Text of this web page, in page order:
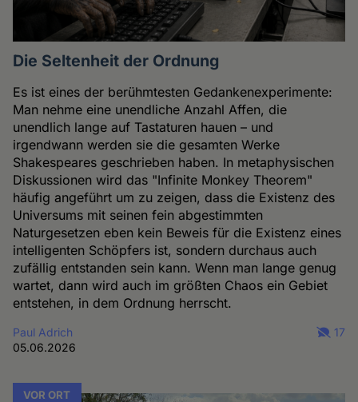
Die Seltenheit der Ordnung
Es ist eines der berühmtesten Gedankenexperimente:
Man nehme eine unendliche Anzahl Affen, die
unendlich lange auf Tastaturen hauen – und
irgendwann werden sie die gesamten Werke
Shakespeares geschrieben haben. In metaphysischen
Diskussionen wird das "Infinite Monkey Theorem"
häufig angeführt um zu zeigen, dass die Existenz des
Universums mit seinen fein abgestimmten
Naturgesetzen eben kein Beweis für die Existenz eines
intelligenten Schöpfers ist, sondern durchaus auch
zufällig entstanden sein kann. Wenn man lange genug
wartet, dann wird auch im größten Chaos ein Gebiet
entstehen, in dem Ordnung herrscht.
Paul Adrich
05.06.2026
17
VOR ORT